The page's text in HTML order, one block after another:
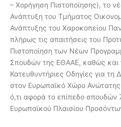
– Χορήγηση Πιστοποίησης), το
Ανάπτυξη του Τμήματος
Ανάπτυξης του Χαροκοπείου
πλήρως τις απαιτήσεις του
Πιστοποίηση των Νέων
Σπουδών της ΕΘΑΑΕ, καθώς και
Κατευθυντήριες Οδηγίες για τη
στον Ευρωπαϊκό Χώρο
ό,τι αφορά το επίπεδο σπουδών
Ευρωπαϊκού Πλαισίου